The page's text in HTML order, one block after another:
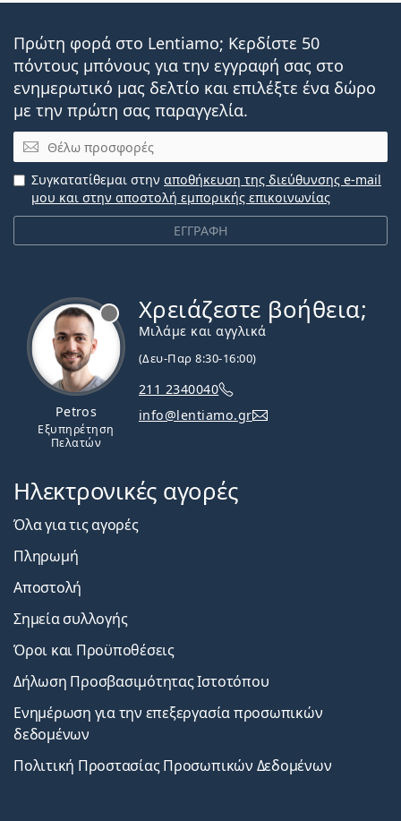
Πρώτη φορά στο Lentiamo; Κερδίστε 50
πόντους μπόνους για την εγγραφή σας στο
ενημερωτικό μας δελτίο και επιλέξτε ένα δώρο
με την πρώτη σας παραγγελία.
Email
ΕΓΓΡΑΦΗ
Συγκατατίθεμαι στην αποθήκευση της διεύθυνσης e-mail
μου και στην αποστολή εμπορικής επικοινωνίας
Petros
Εξυπηρέτηση
Πελατών
Χρειάζεστε βοήθεια;
Μιλάμε και αγγλικά
(Δευ-Παρ 8:30-16:00)
211 2340040
info@lentiamo.gr
Ηλεκτρονικές αγορές
Όλα για τις αγορές
Πληρωμή
Αποστολή
Σημεία συλλογής
Όροι και Προϋποθέσεις
Δήλωση Προσβασιμότητας Ιστοτόπου
Ενημέρωση για την επεξεργασία προσωπικών
δεδομένων
Πολιτική Προστασίας Προσωπικών Δεδομένων